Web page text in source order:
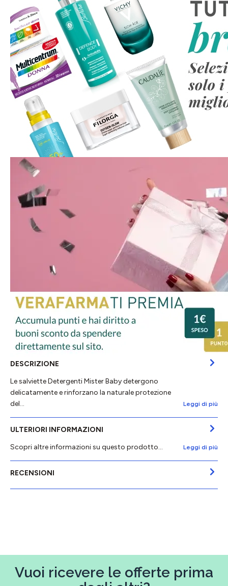
DESCRIZIONE
Le salviette Detergenti Mister Baby detergono
delicatamente e rinforzano la naturale protezione
del…
Leggi di più
ULTERIORI INFORMAZIONI
Scopri altre informazioni su questo prodotto...
Leggi di più
RECENSIONI
Vuoi ricevere le offerte prima